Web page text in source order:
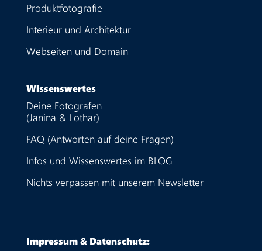
Produktfotografie
Interieur und Architektur
Webseiten und Domain
Wissenswertes
Deine Fotografen
(Janina & Lothar)
FAQ (Antworten auf deine Fragen)
Infos und Wissenswertes im BLOG
Nichts verpassen mit unserem Newsletter
Impressum & Datenschutz: